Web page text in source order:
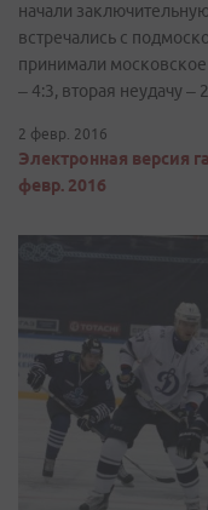
начали
встречались с
принимали
– 4:3, вторая неудачу –
2 февр. 2016
Электронная версия
февр. 2016